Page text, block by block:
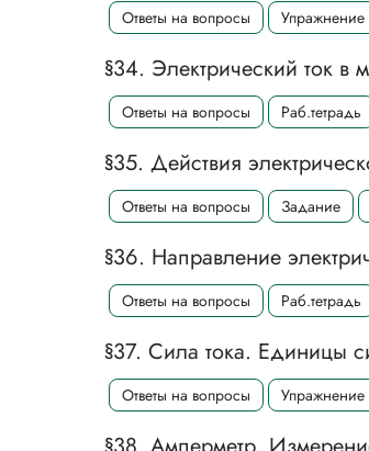
Ответы на вопросы Упражнение
§34. Электрический ток в
Ответы на вопросы Раб.тетрадь
§35. Действия
Ответы на вопросы Задание
§36. Направление
Ответы на вопросы Раб.тетрадь
§37. Сила тока. Единицы
Ответы на вопросы